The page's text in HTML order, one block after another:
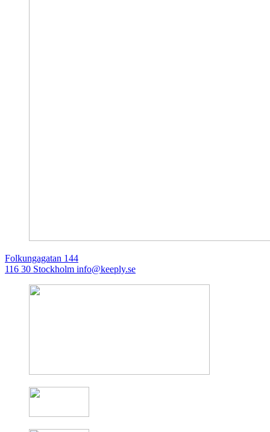
Folkungagatan 144
116 30 Stockholm info@keeply.se